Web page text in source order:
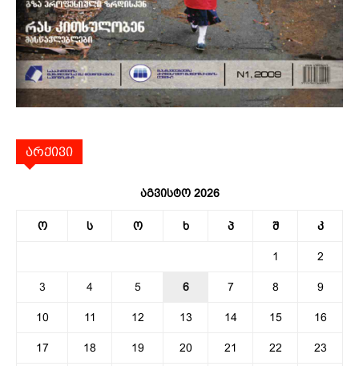
არქივი
აგვისტო 2026
ო ს ო ხ პ შ კ
1 2
3 4 5 6 7 8 9
10 11 12 13 14 15 16
17 18 19 20 21 22 23